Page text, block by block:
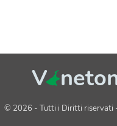
V
© 2026 - Tutti i Diritti riservati